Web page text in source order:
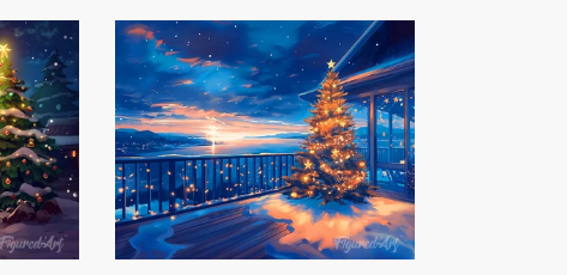
Diamond
Painting
-
Terraza
navideña
brillante